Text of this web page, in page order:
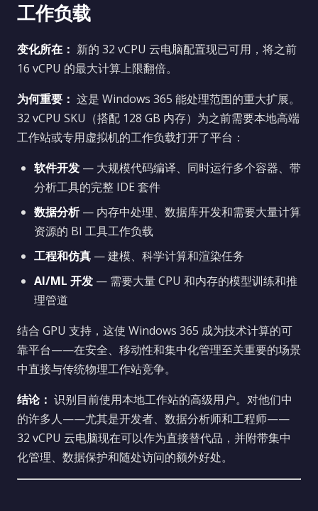
工作负载
变化所在： 新的 32 vCPU 云电脑配置现已可用，将之前
16 vCPU 的最大计算上限翻倍。
为何重要： 这是 Windows 365 能处理范围的重大扩展。
32 vCPU SKU（搭配 128 GB 内存）为之前需要本地高端
工作站或专用虚拟机的工作负载打开了平台：
软件开发 — 大规模代码编译、同时运行多个容器、带
分析工具的完整 IDE 套件
数据分析— 内存中处理、数据库开发和需要大量计算
资源的 BI 工具工作负载
工程和仿真 — 建模、科学计算和渲染任务
AI/ML 开发 — 需要大量 CPU 和内存的模型训练和推
理管道
结合 GPU 支持，这使 Windows 365 成为技术计算的可
靠平台——在安全、移动性和集中化管理至关重要的场景
中直接与传统物理工作站竞争。
结论： 识别目前使用本地工作站的高级用户。对他们中
的许多人——尤其是开发者、数据分析师和工程师——
32 vCPU 云电脑现在可以作为直接替代品，并附带集中
化管理、数据保护和随处访问的额外好处。